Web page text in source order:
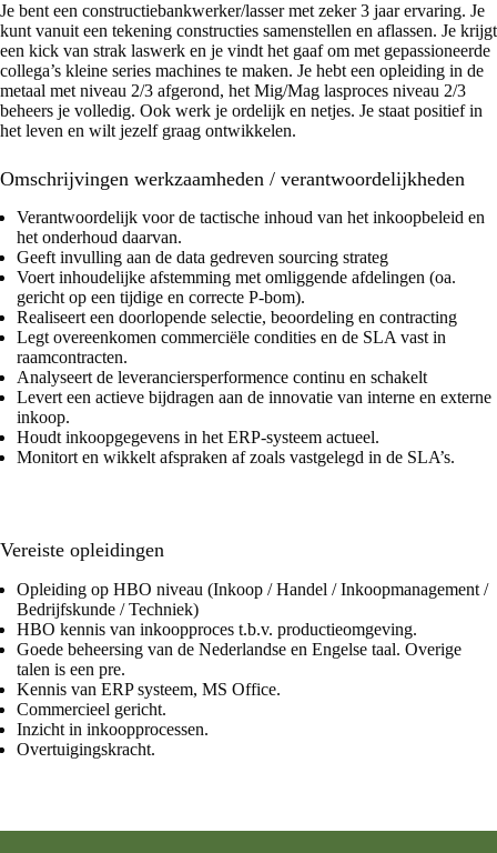
Je bent een constructiebankwerker/lasser met zeker 3 jaar ervaring. Je
kunt vanuit een tekening constructies samenstellen en aflassen. Je krijgt
een kick van strak laswerk en je vindt het gaaf om met gepassioneerde
collega’s kleine series machines te maken. Je hebt een opleiding in de
metaal met niveau 2/3 afgerond, het Mig/Mag lasproces niveau 2/3
beheers je volledig. Ook werk je ordelijk en netjes. Je staat positief in
het leven en wilt jezelf graag ontwikkelen.
Omschrijvingen werkzaamheden / verantwoordelijkheden
Verantwoordelijk voor de tactische inhoud van het inkoopbeleid en
het onderhoud daarvan.
Geeft invulling aan de data gedreven sourcing strateg
Voert inhoudelijke afstemming met omliggende afdelingen (oa.
gericht op een tijdige en correcte P-bom).
Realiseert een doorlopende selectie, beoordeling en contracting
Legt overeenkomen commerciële condities en de SLA vast in
raamcontracten.
Analyseert de leveranciersperformence continu en schakelt
Levert een actieve bijdragen aan de innovatie van interne en externe
inkoop.
Houdt inkoopgegevens in het ERP-systeem actueel.
Monitort en wikkelt afspraken af zoals vastgelegd in de SLA’s.
Vereiste opleidingen
Opleiding op HBO niveau (Inkoop / Handel / Inkoopmanagement /
Bedrijfskunde / Techniek)
HBO kennis van inkoopproces t.b.v. productieomgeving.
Goede beheersing van de Nederlandse en Engelse taal. Overige
talen is een pre.
Kennis van ERP systeem, MS Office.
Commercieel gericht.
Inzicht in inkoopprocessen.
Overtuigingskracht.